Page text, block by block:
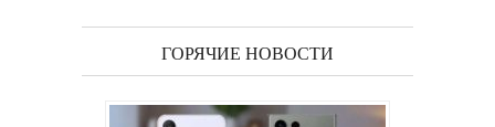
ГОРЯЧИЕ НОВОСТИ